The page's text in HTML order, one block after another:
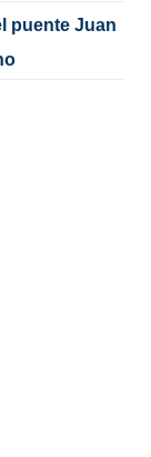
puente Juan